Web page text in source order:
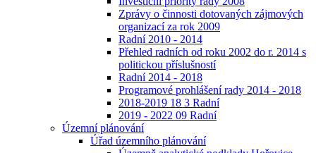
Zprávy o činnosti dotovaných zájmových
organizací za rok 2009
Radní 2010 - 2014
Přehled radních od roku 2002 do r. 2014 s
politickou příslušností
Radní 2014 - 2018
Programové prohlášení rady 2014 - 2018
2018-2019 18 3 Radní
2019 - 2022 09 Radní
Územní plánování
Úřad územního plánování